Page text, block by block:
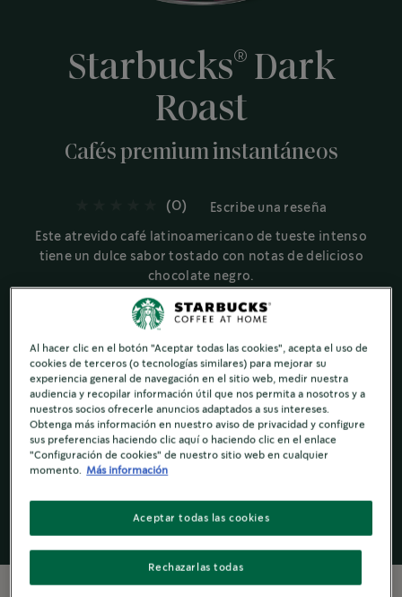
Starbucks® Dark
Roast
Cafés premium instantáneos
(0) Escribe una reseña
Este atrevido café latinoamericano de tueste intenso
tiene un dulce sabor tostado con notas de delicioso
chocolate negro.
Negro y tostado
Cafés premium
instantáneos
Al hacer clic en el botón "Aceptar todas las cookies", acepta el uso de
cookies de terceros (o tecnologías similares) para mejorar su
experiencia general de navegación en el sitio web, medir nuestra
audiencia y recopilar información útil que nos permita a nosotros y a
nuestros socios ofrecerle anuncios adaptados a sus intereses.
Obtenga más información en nuestro aviso de privacidad y configure
sus preferencias haciendo clic aquí o haciendo clic en el enlace
"Configuración de cookies" de nuestro sitio web en cualquier
momento.
Más información
Rechazarlas todas
Aceptar todas las cookies